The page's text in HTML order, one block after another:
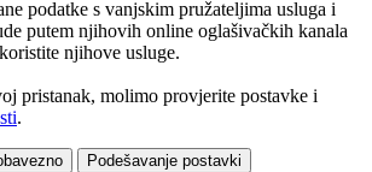
podatke s vanjskim pružateljima usluga i
putem njihovih online oglašivačkih kanala
njihove usluge.
pristanak, molimo provjerite postavke i
.
Podešavanje postavki